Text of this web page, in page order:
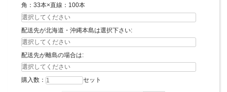
角：33本×直線：100本
配送先が北海道・沖縄本島は選択下さい:
配送先が離島の場合は:
購入数： セット